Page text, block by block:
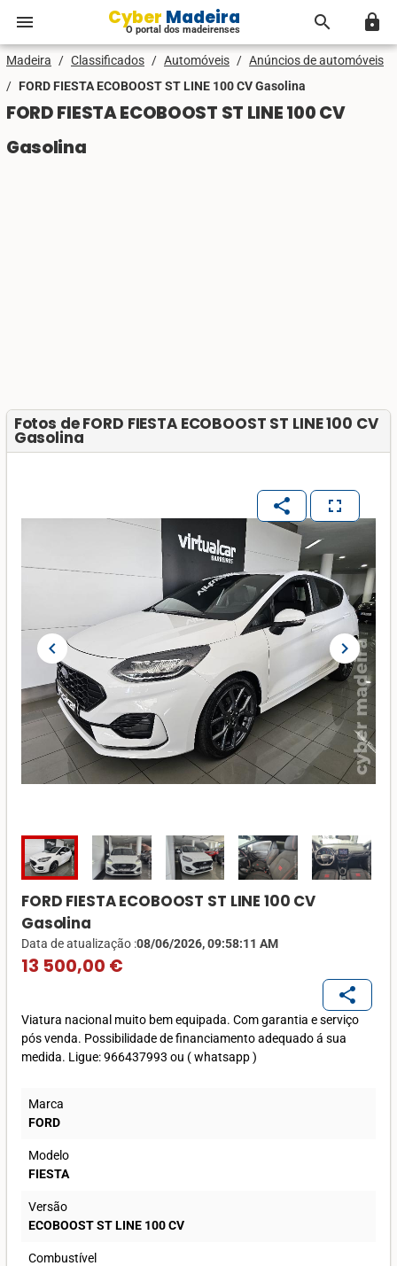
menu Cyber Madeira
O portal dos madeirenses search lock
Madeira / Classificados / Automóveis / Anúncios de automóveis
/ FORD FIESTA ECOBOOST ST LINE 100 CV Gasolina
FORD FIESTA ECOBOOST ST LINE 100 CV
Gasolina
Fotos de FORD FIESTA ECOBOOST ST LINE 100 CV
Gasolina
share fullscreen
chevron_left chevron_right
FORD FIESTA ECOBOOST ST LINE 100 CV
Gasolina
Data de atualização :08/06/2026, 09:58:11 AM
13 500,00 €
share
Viatura nacional muito bem equipada. Com garantia e serviço
pós venda. Possibilidade de financiamento adequado á sua
medida. Ligue: 966437993 ou ( whatsapp )
Marca
FORD
Modelo
FIESTA
Versão
ECOBOOST ST LINE 100 CV
Combustível